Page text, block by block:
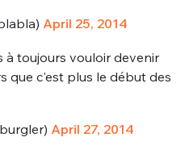
April 25, 2014
à toujours vouloir devenir
que c'est plus le début des
April 27, 2014